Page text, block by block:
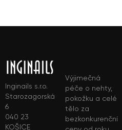
Inginails s.r.o.
Starozagorská
6
040 23
KOŠICE
Výjimečná
péče o nehty,
pokožku a celé
tělo za
bezkonkurenční